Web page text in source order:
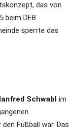
das von
beim DFB
sperrte das
Schwabl im
Fußball war. Das